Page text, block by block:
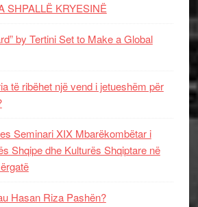
SHPALLË KRYESINË
by Tertini Set to Make a Global
të ribëhet një vend i jetueshëm për
Seminari XIX Mbarëkombëtar i
Shqipe dhe Kulturës Shqiptare në
Hasan Riza Pashën?